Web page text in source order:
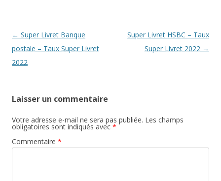
Navigation
des
articles
← Super Livret Banque
postale – Taux Super Livret
2022
Super Livret HSBC – Taux
Super Livret 2022 →
Laisser un commentaire
Votre adresse e-mail ne sera pas publiée. Les champs
obligatoires sont indiqués avec *
Commentaire *